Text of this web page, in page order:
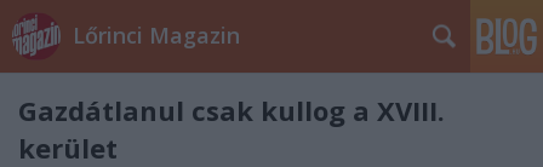
Lőrinci Magazin
Gazdátlanul csak kullog a XVIII.
kerület